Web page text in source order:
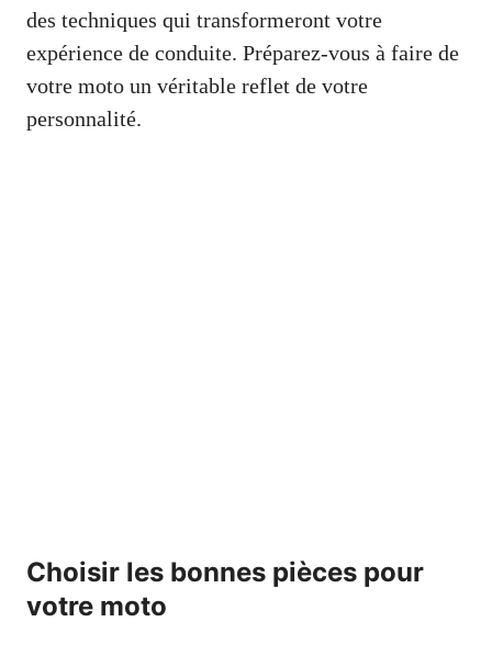
des techniques qui transformeront votre
expérience de conduite. Préparez-vous à faire de
votre moto un véritable reflet de votre
personnalité.
Choisir les bonnes pièces pour
votre moto